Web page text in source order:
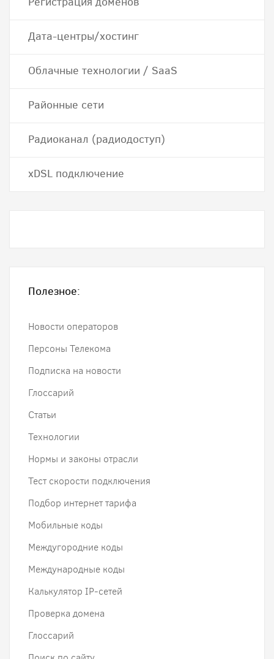
Дата-центры/хостинг
Облачные технологии / SaaS
Районные сети
Радиоканал (радиодоступ)
хDSL подключение
Полезное:
Новости операторов
Персоны Телекома
Подписка на новости
Глоссарий
Статьи
Технологии
Нормы и законы отрасли
Тест скорости подключения
Подбор интернет тарифа
Мобильные коды
Междугородние коды
Международные коды
Калькулятор IP-сетей
Проверка домена
Глоссарий